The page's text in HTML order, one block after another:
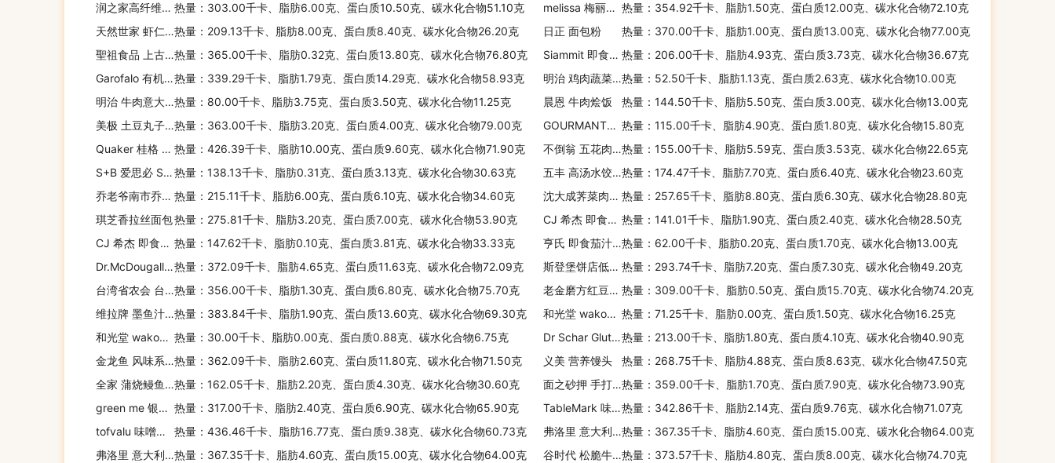
润之家高纤维全麦吐司 热量：303.00千卡、脂肪6.00克、蛋白质10.50克、碳水化合物51.10克 melissa 梅丽莎 宝宝意大利面(字母形) 热量：354.92千卡、脂肪1.50克、蛋白质12.00克、碳水化合物72.10克
天然世家 虾仁小馄饨热量：209.13千卡、脂肪8.00克、蛋白质8.40克、碳水化合物26.20克 日正 面包粉
热量：370.00千卡、脂肪1.00克、蛋白质13.00克、碳水化合物77.00克
聖祖食品 上古厝麵線(高梁)热量：365.00千卡、脂肪0.32克、蛋白质13.80克、碳水化合物76.80克 Siammit 即食椰汁糯米饭 热量：206.00千卡、脂肪4.93克、蛋白质3.73克、碳水化合物36.67克
Garofalo 有机全麦意大利面热量：339.29千卡、脂肪1.79克、蛋白质14.29克、碳水化合物58.93克 明治 鸡肉蔬菜饭热量：52.50千卡、脂肪1.13克、蛋白质2.63克、碳水化合物10.00克
明治 牛肉意大利面热量：80.00千卡、脂肪3.75克、蛋白质3.50克、碳水化合物11.25克 晨恩 牛肉烩饭
热量：144.50千卡、脂肪5.50克、蛋白质3.00克、碳水化合物13.00克
美极 土豆丸子粉热量：363.00千卡、脂肪3.20克、蛋白质4.00克、碳水化合物79.00克 GOURMANTE 戈曼特 卷心菜松仁包饭 热量：115.00千卡、脂肪4.90克、蛋白质1.80克、碳水化合物15.80克
Quaker 桂格 醇香燕麦片(椰香蛋白) 热量：426.39千卡、脂肪10.00克、蛋白质9.60克、碳水化合物71.90克 不倒翁 五花肉鱿鱼盖饭热量：155.00千卡、脂肪5.59克、蛋白质3.53克、碳水化合物22.65克
S+B 爱思必 S+B 五目什锦饭热量：138.13千卡、脂肪0.31克、蛋白质3.13克、碳水化合物30.63克 五丰 高汤水饺(芹菜猪肉)热量：174.47千卡、脂肪7.70克、蛋白质6.40克、碳水化合物23.60克
乔老爷南市乔家栅猪肉汤圆 热量：215.11千卡、脂肪6.00克、蛋白质6.10克、碳水化合物34.60克 沈大成荠菜肉汤圆 热量：257.65千卡、脂肪8.80克、蛋白质6.30克、碳水化合物28.80克
琪芝香拉丝面包热量：275.81千卡、脂肪3.20克、蛋白质7.00克、碳水化合物53.90克 CJ 希杰 即食玄米饭 热量：141.01千卡、脂肪1.90克、蛋白质2.40克、碳水化合物28.50克
CJ 希杰 即食五谷饭 热量：147.62千卡、脂肪0.10克、蛋白质3.81克、碳水化合物33.33克 亨氏 即食茄汁意粉热量：62.00千卡、脂肪0.20克、蛋白质1.70克、碳水化合物13.00克
Dr.McDougall's Dr. McDougall's水果杂粮即食麦片热量：372.09千卡、脂肪4.65克、蛋白质11.63克、碳水化合物72.09克 斯登堡饼店低温汤种软吐司 热量：293.74千卡、脂肪7.20克、蛋白质7.30克、碳水化合物49.20克
台湾省农会 台湾农会金粽热量：356.00千卡、脂肪1.30克、蛋白质6.80克、碳水化合物75.70克 老金磨方红豆薏米混合粉 热量：309.00千卡、脂肪0.50克、蛋白质15.70克、碳水化合物74.20克
维拉牌 墨鱼汁意面热量：383.84千卡、脂肪1.90克、蛋白质13.60克、碳水化合物69.30克 和光堂 wakodo 鸡肉牛蒡饭 热量：71.25千卡、脂肪0.00克、蛋白质1.50克、碳水化合物16.25克
和光堂 wakodo 鱼仔海带煮乌冬 热量：30.00千卡、脂肪0.00克、蛋白质0.88克、碳水化合物6.75克 Dr Schar Gluten-free Ciabatta rolls热量：213.00千卡、脂肪1.80克、蛋白质4.10克、碳水化合物40.90克
金龙鱼 风味系列老北京鸡蛋麦芯挂面热量：362.09千卡、脂肪2.60克、蛋白质11.80克、碳水化合物71.50克 义美 营养馒头
热量：268.75千卡、脂肪4.88克、蛋白质8.63克、碳水化合物47.50克
全家 蒲烧鳗鱼饭卷热量：162.05千卡、脂肪2.20克、蛋白质4.30克、碳水化合物30.60克 面之砂押 手打风素面热量：359.00千卡、脂肪1.70克、蛋白质7.90克、碳水化合物73.90克
green me 银川 有机糙米粉 无糖 热量：317.00千卡、脂肪2.40克、蛋白质6.90克、碳水化合物65.90克 TableMark 味噌拉面热量：342.86千卡、脂肪2.14克、蛋白质9.76克、碳水化合物71.07克
tofvalu 味噌方便面
热量：436.46千卡、脂肪16.77克、蛋白质9.38克、碳水化合物60.73克 弗洛里 意大利面(贝壳形)热量：367.35千卡、脂肪4.60克、蛋白质15.00克、碳水化合物64.00克
弗洛里 意大利面(螺旋形)热量：367.35千卡、脂肪4.60克、蛋白质15.00克、碳水化合物64.00克 谷时代 松脆牛奶巧克力有机麦片热量：373.57千卡、脂肪4.80克、蛋白质8.00克、碳水化合物74.70克